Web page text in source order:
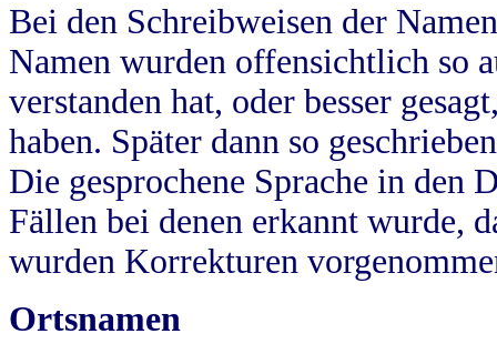
Bei den Schreibweisen der
Namen wurden offensichtlich so
verstanden hat, oder besser
haben. Später dann so
Die gesprochene Sprache in
Fällen bei denen erkannt wurde,
wurden Korrekturen
Ortsnamen